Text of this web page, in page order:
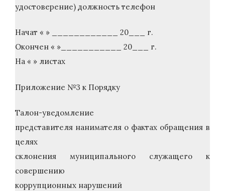
удостоверение) должность телефон
Начат « » ____________ 20___ г.
Окончен « »___________ 20___ г.
На « » листах
Приложение №3 к Порядку
Талон-уведомление
представителя нанимателя о фактах обращения в
целях
склонения муниципального служащего к
совершению
коррупционных нарушений